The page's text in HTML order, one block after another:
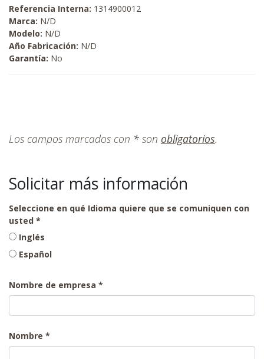
Referencia Interna: 1314900012
Marca: N/D
Modelo: N/D
Año Fabricación: N/D
Garantía: No
Los campos marcados con * son obligatorios.
Solicitar más información
Seleccione en qué Idioma quiere que se comuniquen con
usted
Inglés
Español
Nombre de empresa
Nombre